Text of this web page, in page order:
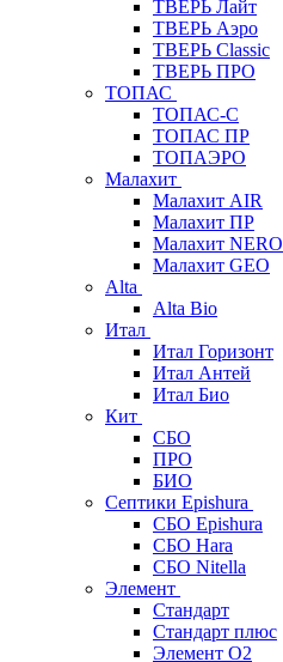
ТВЕРЬ Лайт
ТВЕРЬ Аэро
ТВЕРЬ Classic
ТВЕРЬ ПРО
ТОПАС
ТОПАС-С
ТОПАС ПР
ТОПАЭРО
Малахит
Малахит AIR
Малахит ПР
Малахит NERO
Малахит GEO
Alta
Alta Bio
Итал
Итал Горизонт
Итал Антей
Итал Био
Кит
СБО
ПРО
БИО
Септики Epishura
СБО Epishura
СБО Hara
СБО Nitella
Элемент
Стандарт
Стандарт плюс
Элемент О2